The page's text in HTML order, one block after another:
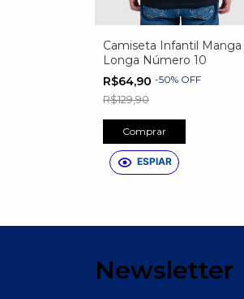
Camiseta Infantil Manga
Longa Número 10
R$64,90 -50% OFF
R$129,90
Comprar
ESPIAR
Newsletter